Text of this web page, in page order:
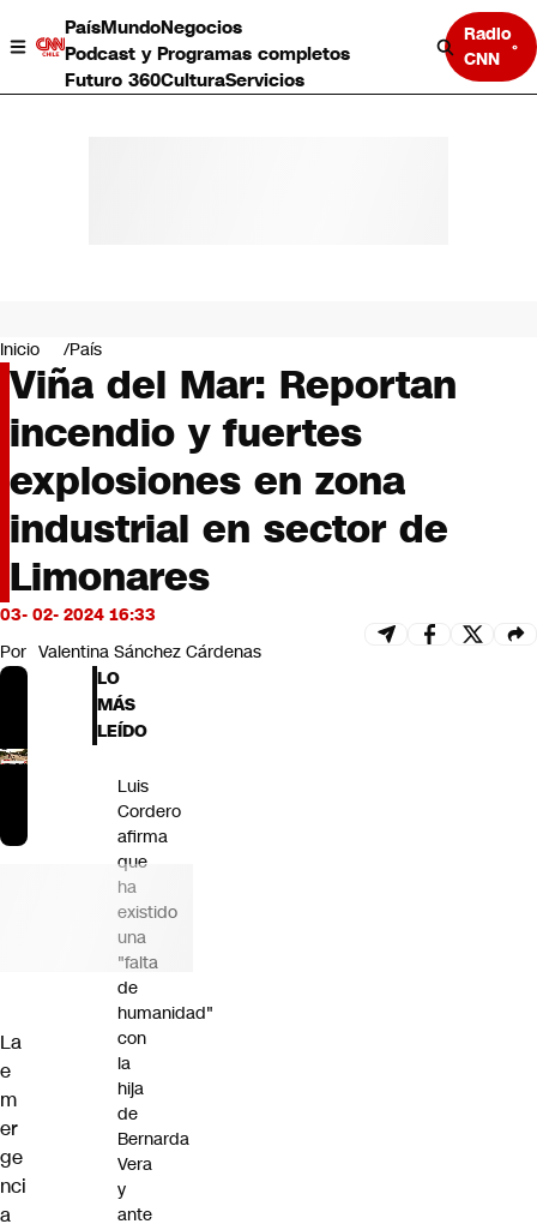
PaísMundoNegocios
Podcast y Programas completos
Futuro 360CulturaServicios
Radio
CNN
Negocios
Deportes
Programas completos
Cultura
Servicios
Bits
CNN Data
CNN tiempo
Futuro 360
Opinión
Inicio País
Viña del Mar: Reportan
incendio y fuertes
explosiones en zona
industrial en sector de
Limonares
03- 02- 2024 16:33
Por Valentina Sánchez Cárdenas
La
e
m
er
ge
nci
a
LO
MÁS
LEÍDO
Luis
Cordero
afirma
que
ha
existido
una
"falta
de
humanidad"
con
la
hija
de
Bernarda
Vera
y
ante